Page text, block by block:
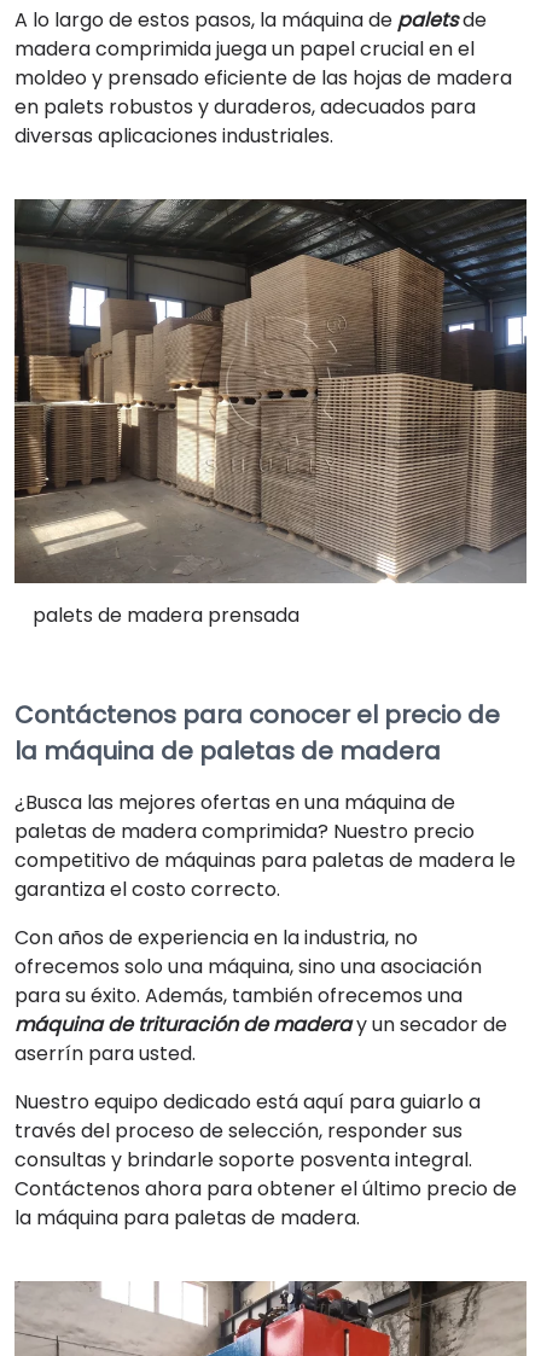
A lo largo de estos pasos, la máquina de paletsde
madera comprimida juega un papel crucial en el
moldeo y prensado eficiente de las hojas de madera
en palets robustos y duraderos, adecuados para
diversas aplicaciones industriales.
palets de madera prensada
Contáctenos para conocer el precio de
la máquina de paletas de madera
¿Busca las mejores ofertas en una máquina de
paletas de madera comprimida? Nuestro precio
competitivo de máquinas para paletas de madera le
garantiza el costo correcto.
Con años de experiencia en la industria, no
ofrecemos solo una máquina, sino una asociación
para su éxito. Además, también ofrecemos una
máquina de trituración de maderay un secador de
aserrín para usted.
Nuestro equipo dedicado está aquí para guiarlo a
través del proceso de selección, responder sus
consultas y brindarle soporte posventa integral.
Contáctenos ahora para obtener el último precio de
la máquina para paletas de madera.